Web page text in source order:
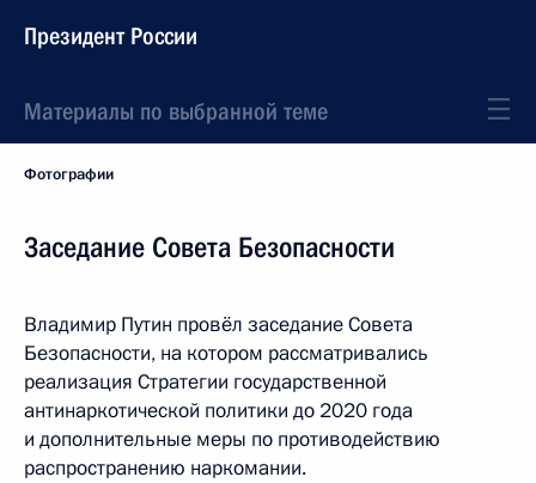
Президент России
Материалы по выбранной теме
Фотографии
Заседание Совета Безопасности
Владимир Путин провёл заседание Совета
Безопасности, на котором рассматривались
реализация Стратегии государственной
антинаркотической политики до 2020 года
и дополнительные меры по противодействию
распространению наркомании.